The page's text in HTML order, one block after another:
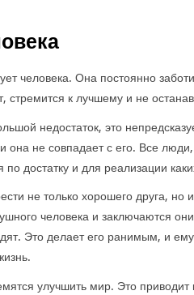
человека. Она постоянно
стремится к лучшему и не
недостаток, это
она не совпадает с его. Все
по достатку и для реализации
не только хорошего друга,
человека и заключаются
Это делает его ранимым, и
улучшить мир. Это приводит